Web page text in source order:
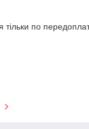
тільки по